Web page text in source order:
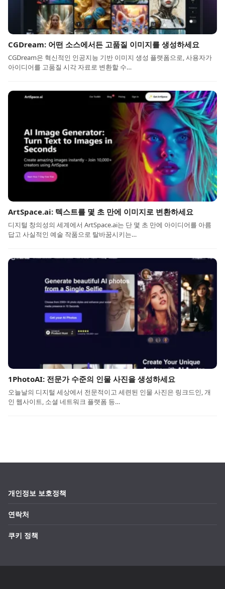
CGDream: 어떤 소스에서든 고품질 이미지를 생성하세요
CGDream은 혁신적인 인공지능 기반 이미지 생성 플랫폼으로, 사용자가
아이디어를 고품질 시각 자료로 변환할 수…
ArtSpace.ai: 텍스트를 몇 초 만에 이미지로 변환하세요
디지털 창의성의 세계에서 ArtSpace.ai는 단 몇 초 만에 아이디어를 아름
답고 사실적인 예술 작품으로 탈바꿈시키는…
1PhotoAI: 전문가 수준의 인물 사진을 생성하세요
오늘날의 디지털 세상에서 전문적이고 세련된 인물 사진은 링크드인, 개
인 웹사이트, 소셜 네트워크 플랫폼 등…
개인정보 보호정책
연락처
쿠키 정책